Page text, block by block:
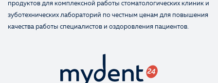
продуктов для комплексной работы стоматологических клиник и
зуботехнических лабораторий по честным ценам для повышения
качества работы специалистов и оздоровления пациентов.